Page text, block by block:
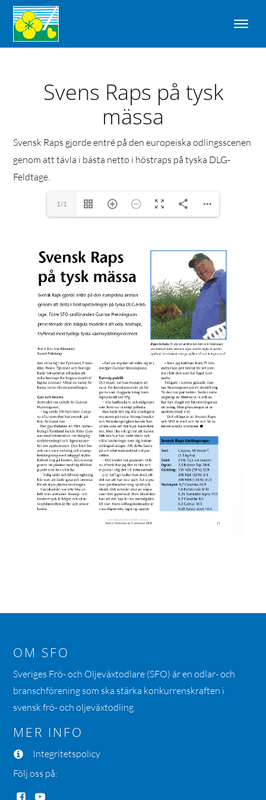
Svens Raps på tysk
mässa
Svensk Raps gjorde entré på den europeiska odlingsscenen
genom att tävla i bästa netto i höstraps på tyska DLG-
Feldtage.
1/1
OM SFO
Sveriges Frö- och Oljeväxtodlare (SFO) är en odlar- och
branschförening som ska stärka konkurrenskraften i
svensk frö- och oljeväxtodling.
MER INFO
Integritetspolicy
Följ oss på: